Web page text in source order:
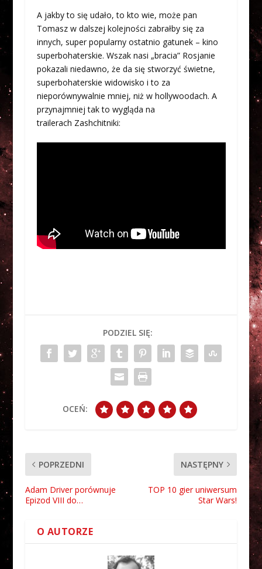
A jakby to się udało, to kto wie, może pan
Tomasz w dalszej kolejności zabrałby się za
innych, super popularny ostatnio gatunek – kino
superbohaterskie. Wszak nasi „bracia” Rosjanie
pokazali niedawno, że da się stworzyć świetne,
superbohaterskie widowisko i to za
nieporównywalnie mniej, niż w hollywoodach. A
przynajmniej tak to wygląda na
trailerach Zashchitniki:
PODZIEL SIĘ:
OCEŃ:
POPRZEDNI
Adam Driver porównuje
Epizod VIII do…
NASTĘPNY
TOP 10 gier uniwersum
Star Wars!
O AUTORZE